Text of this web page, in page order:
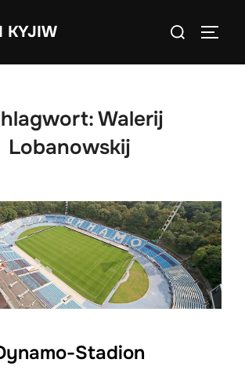
KYJIW
Suchen
Walerij
Lobanowskij
Stadion